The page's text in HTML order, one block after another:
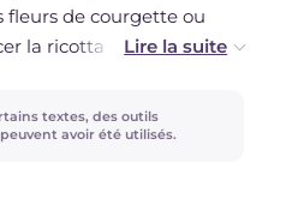
fleurs de courgette ou
la ricotta par de la
textes, des outils
avoir été utilisés.